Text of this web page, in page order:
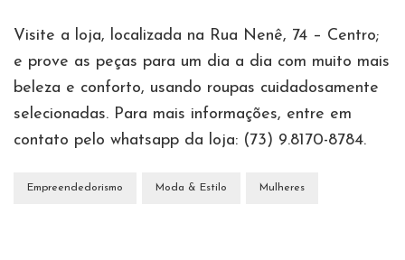
Visite a loja, localizada na Rua Nenê, 74 – Centro;
e prove as peças para um dia a dia com muito mais
beleza e conforto, usando roupas cuidadosamente
selecionadas. Para mais informações, entre em
contato pelo whatsapp da loja: (73) 9.8170-8784.
Empreendedorismo Moda & Estilo Mulheres